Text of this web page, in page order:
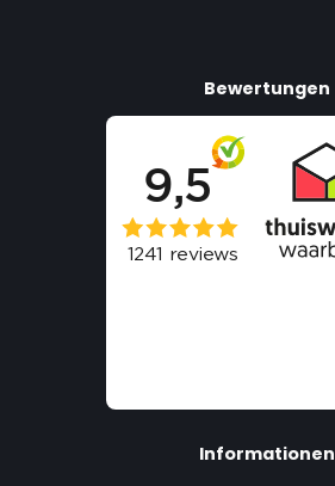
Bewertungen
Informationen